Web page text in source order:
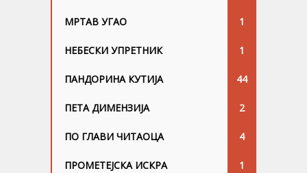
МРТАВ УГАО 1
НЕБЕСКИ УПРЕТНИК 1
ПАНДОРИНА КУТИЈА 44
ПЕТА ДИМЕНЗИЈА 2
ПО ГЛАВИ ЧИТАОЦА 4
ПРОМЕТЕЈСКА ИСКРА 1